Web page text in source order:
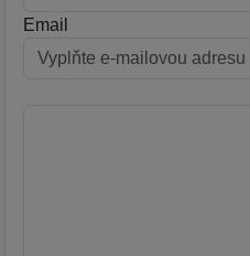
Email